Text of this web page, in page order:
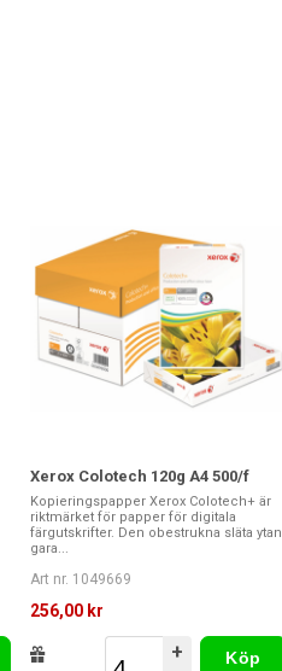
Xerox Colotech 120g A4 500/f
Kopieringspapper Xerox Colotech+ är
riktmärket för papper för digitala
färgutskrifter. Den obestrukna släta ytan
gara...
Art nr. 1049669
256,00 kr
+
Köp